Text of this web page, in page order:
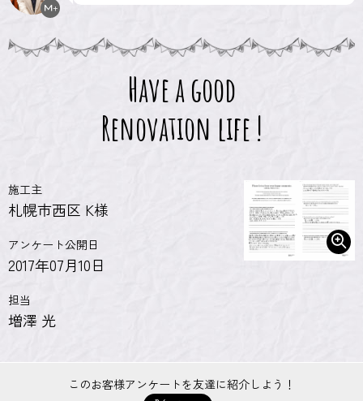
Have a good
Renovation life !
施工主
札幌市西区 K様
アンケート公開日
2017年07月10日
担当
増澤 光
このお客様アンケートを友達に紹介しよう！